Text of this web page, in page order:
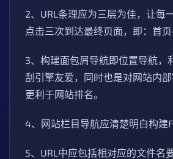
2、URL条理应为三层为佳，让每
点击三次到达最终页面，即：首
3、构建面包屑导航即位置导航，
刮引擎友爱，同时也是对网站内
更利于网站排名。
4、网站栏目导航应清楚明白构建
5、URL中应包括相对应的文件名